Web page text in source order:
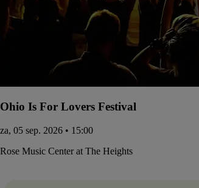
Ohio Is For Lovers Festival
za, 05 sep. 2026 • 15:00
Rose Music Center at The Heights